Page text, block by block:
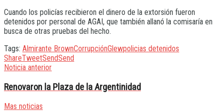
Cuando los policías recibieron el dinero de la extorsión fueron
detenidos por personal de AGAI, que también allanó la comisaría en
busca de otras pruebas del hecho.
Tags: Almirante BrownCorrupciónGlewpolicias detenidos
ShareTweetSendSend
Noticia anterior
Renovaron la Plaza de la Argentinidad
Mas noticias